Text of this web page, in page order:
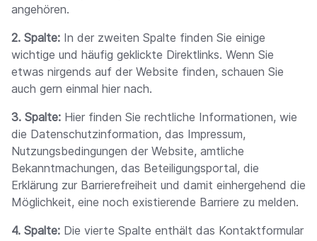
angehören.
2. Spalte: In der zweiten Spalte finden Sie einige
wichtige und häufig geklickte Direktlinks. Wenn Sie
etwas nirgends auf der Website finden, schauen Sie
auch gern einmal hier nach.
3. Spalte: Hier finden Sie rechtliche Informationen, wie
die Datenschutzinformation, das Impressum,
Nutzungsbedingungen der Website, amtliche
Bekanntmachungen, das Beteiligungsportal, die
Erklärung zur Barrierefreiheit und damit einhergehend die
Möglichkeit, eine noch existierende Barriere zu melden.
4. Spalte: Die vierte Spalte enthält das Kontaktformular